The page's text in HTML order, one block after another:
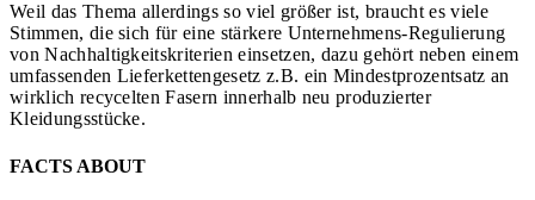
Weil das Thema allerdings so viel größer ist, braucht es viele
Stimmen, die sich für eine stärkere Unternehmens-Regulierung
von Nachhaltigkeitskriterien einsetzen, dazu gehört neben einem
umfassenden Lieferkettengesetz z.B. ein Mindestprozentsatz an
wirklich recycelten Fasern innerhalb neu produzierter
Kleidungsstücke.
FACTS ABOUT